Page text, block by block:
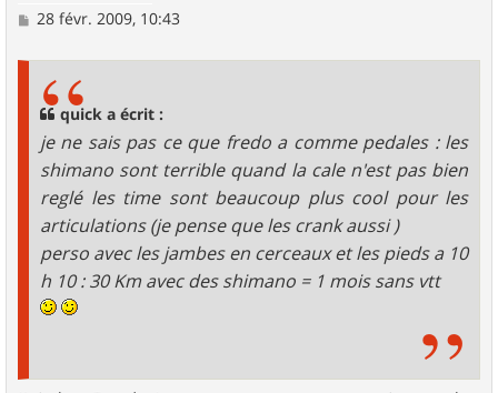
M
28 févr. 2009, 10:43
quick a écrit :
je ne sais pas ce que fredo a comme pedales : les
shimano sont terrible quand la cale n'est pas bien
reglé les time sont beaucoup plus cool pour les
articulations (je pense que les crank aussi )
perso avec les jambes en cerceaux et les pieds a 10
h 10 : 30 Km avec des shimano = 1 mois sans vtt